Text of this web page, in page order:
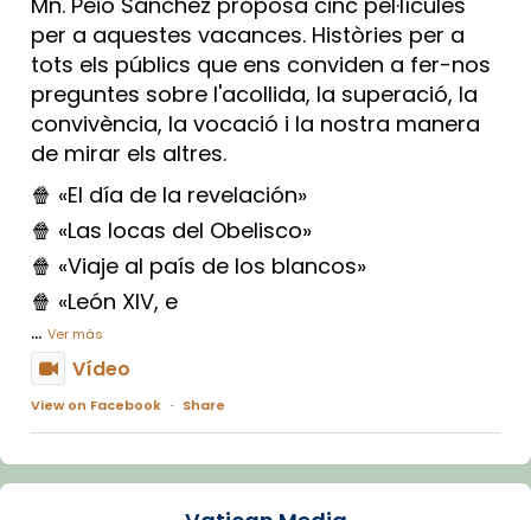
per a aquestes vacances. Històries per a
tots els públics que ens conviden a fer-nos
preguntes sobre l'acollida, la superació, la
convivència, la vocació i la nostra manera
de mirar els altres.
🍿 «El día de la revelación»
🍿 «Las locas del Obelisco»
🍿 «Viaje al país de los blancos»
🍿 «León XIV, e
... Ver más
Vídeo
View on Facebook · Share
Arquebisbat de Barcelona